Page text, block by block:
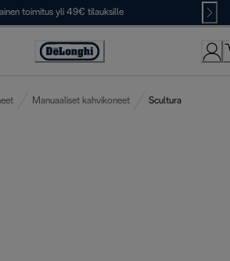
toimitus yli 49€ tilauksille
Accessibility
Manuaaliset kahvikoneet Scultura